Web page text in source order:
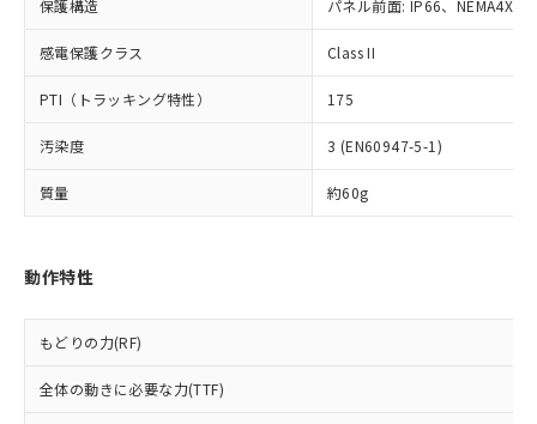
保護構造 パネル前面: IP66、NEMA4X,
感電保護クラス Class II
PTI（トラッキング特性） 175
汚染度 3 (EN60947-5-1)
質量 約60g
動作特性
もどりの力(RF)
全体の動きに必要な力(TTF)
メンバーズにご登録されている必要が
あります。
お客様が当ウェブサイト上で当社にご
登録された部品リストについて、当社
および当社の共同利用者が、当社の製
品・サービスに関するお客様との取
※3 非含有証明書ダウンロード
下記の非含有証明書をダウンロードするこ
EU RoHS指令（10物質）の非含有証明書
ものではありません。
また、RoHS指令のフタル酸エステル類４
荷製品に未対応品が混在することから備考
及ぼさない年数を意味します。
「－」：未確認です。当社販売部門へお問
キャンセル
情報を公開していない機種